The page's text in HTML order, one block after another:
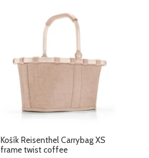
Košík Reisenthel Carrybag XS
frame twist coffee